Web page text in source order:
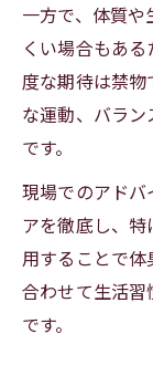
一方で、体質
くい場合もあ
度な期待は禁
な運動、バラ
です。
現場でのアド
アを徹底し、
用することで
合わせて生活
です。